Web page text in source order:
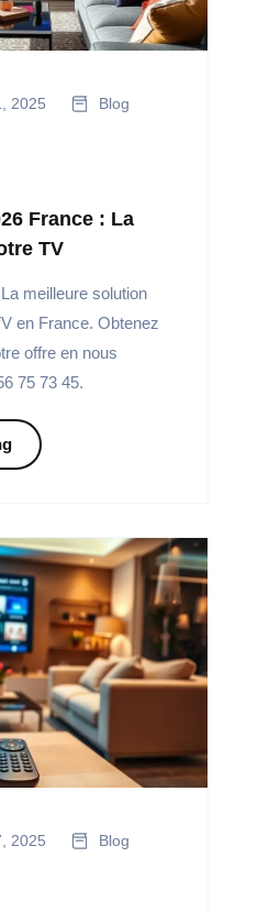
2025
Blog
France : La
TV
meilleure solution
en France. Obtenez
offre en nous
75 73 45.
2025
Blog